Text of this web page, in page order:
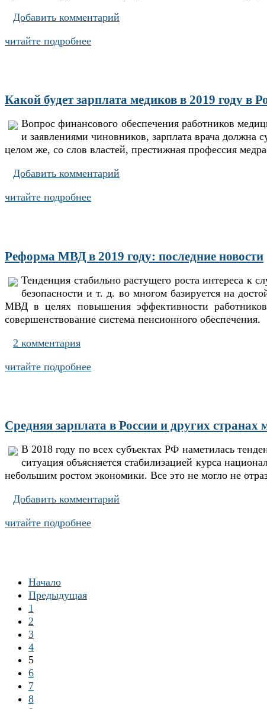
Добавить комментарий
читайте подробнее
Какой будет зарплата медиков в 2019 году в
Вопрос финансового обеспечения работников
и заявлениями чиновников, зарплата врача
целом же, со слов властей, престижная профессия
Добавить комментарий
читайте подробнее
Реформа МВД в 2019 году: последние новости
Тенденция стабильно растущего роста интереса
безопасности и т. д. во многом базируется на
МВД в целях повышения эффективности
совершенствование система пенсионного обеспечения.
2 комментария
читайте подробнее
Cредняя зарплата в России и других странах
В 2018 году по всех субъектах РФ наметилась
ситуация объясняется стабилизацией курса
небольшим ростом экономики. Все это не могло не
Добавить комментарий
читайте подробнее
Начало
Предыдущая
1
2
3
4
5
6
7
8